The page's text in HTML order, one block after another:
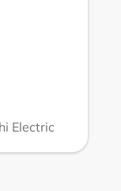
Electric